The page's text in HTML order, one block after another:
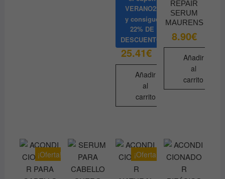
VERANO22
y consigue
22% DE
DESCUENTO
25.41€
Añadir
al
carrito
REPAIR
SERUM
MAURENS
8.90€
Añadir
al
carrito
¡Oferta! ¡Oferta!